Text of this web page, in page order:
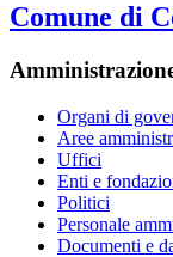
Comune di
Organi di
Aree
Uffici
Enti e
Politici
Personale
Documenti e